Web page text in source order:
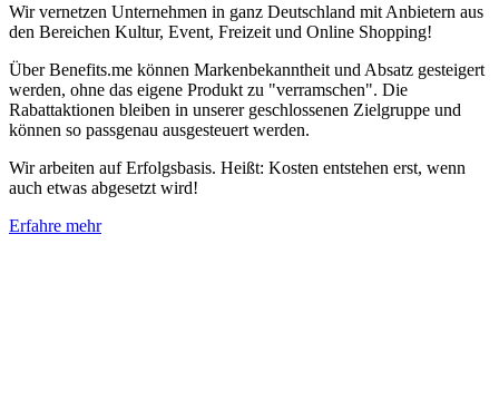
Wir vernetzen Unternehmen in ganz Deutschland mit Anbietern aus
den Bereichen Kultur, Event, Freizeit und Online Shopping!
Über Benefits.me können Markenbekanntheit und Absatz gesteigert
werden, ohne das eigene Produkt zu "verramschen". Die
Rabattaktionen bleiben in unserer geschlossenen Zielgruppe und
können so passgenau ausgesteuert werden.
Wir arbeiten auf Erfolgsbasis. Heißt: Kosten entstehen erst, wenn
auch etwas abgesetzt wird!
Erfahre mehr